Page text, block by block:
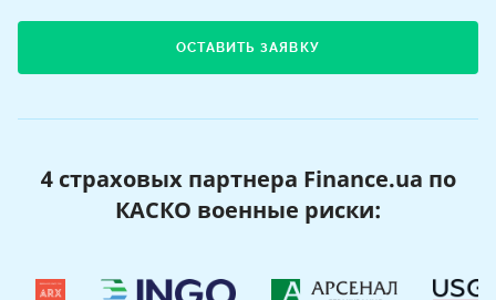
ОСТАВИТЬ ЗАЯВКУ
4 страховых партнера Finance.ua по
КАСКО военные риски: